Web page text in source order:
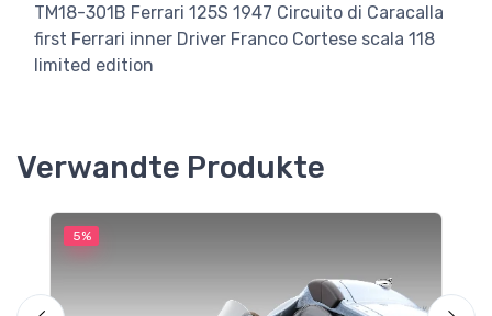
TM18-301B Ferrari 125S 1947 Circuito di Caracalla
first Ferrari inner Driver Franco Cortese scala 118
limited edition
Verwandte Produkte
5%